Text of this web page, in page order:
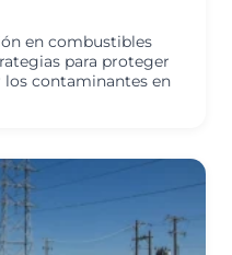
en combustibles
para proteger
los contaminantes en